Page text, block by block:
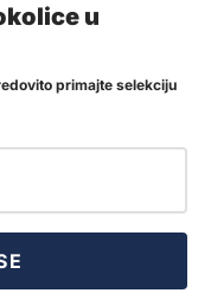
u
primajte selekciju